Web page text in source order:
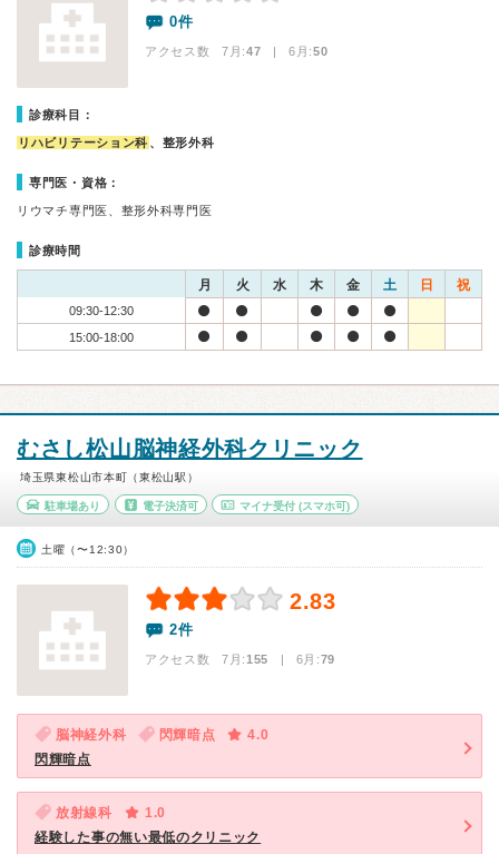
0件
アクセス数 7月:47 | 6月:50
診療科目：
リハビリテーション科 、整形外科
専門医・資格：
リウマチ専門医、整形外科専門医
診療時間
月 火 水 木 金 土 日 祝
09:30-12:30
15:00-18:00
むさし松山脳神経外科クリニック
埼玉県東松山市本町（東松山駅）
駐車場あり 電子決済可 マイナ受付 (スマホ可)
土曜（〜12:30）
2.83
2件
アクセス数 7月:155 | 6月:79
脳神経外科 閃輝暗点
4.0
閃輝暗点
放射線科
1.0
経験した事の無い最低のクリニック